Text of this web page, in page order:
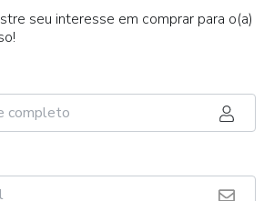
seu interesse em comprar para o(a)